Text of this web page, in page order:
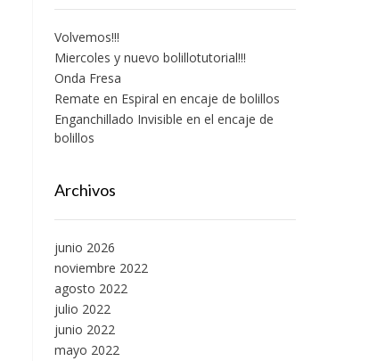
Volvemos!!!
Miercoles y nuevo bolillotutorial!!!
Onda Fresa
Remate en Espiral en encaje de bolillos
Enganchillado Invisible en el encaje de
bolillos
Archivos
junio 2026
noviembre 2022
agosto 2022
julio 2022
junio 2022
mayo 2022